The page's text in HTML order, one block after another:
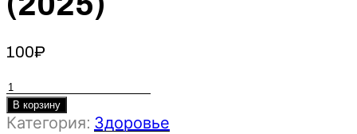
100₽
Количество
товара
НутриКемп:
В корзину
Категория: Здоровье